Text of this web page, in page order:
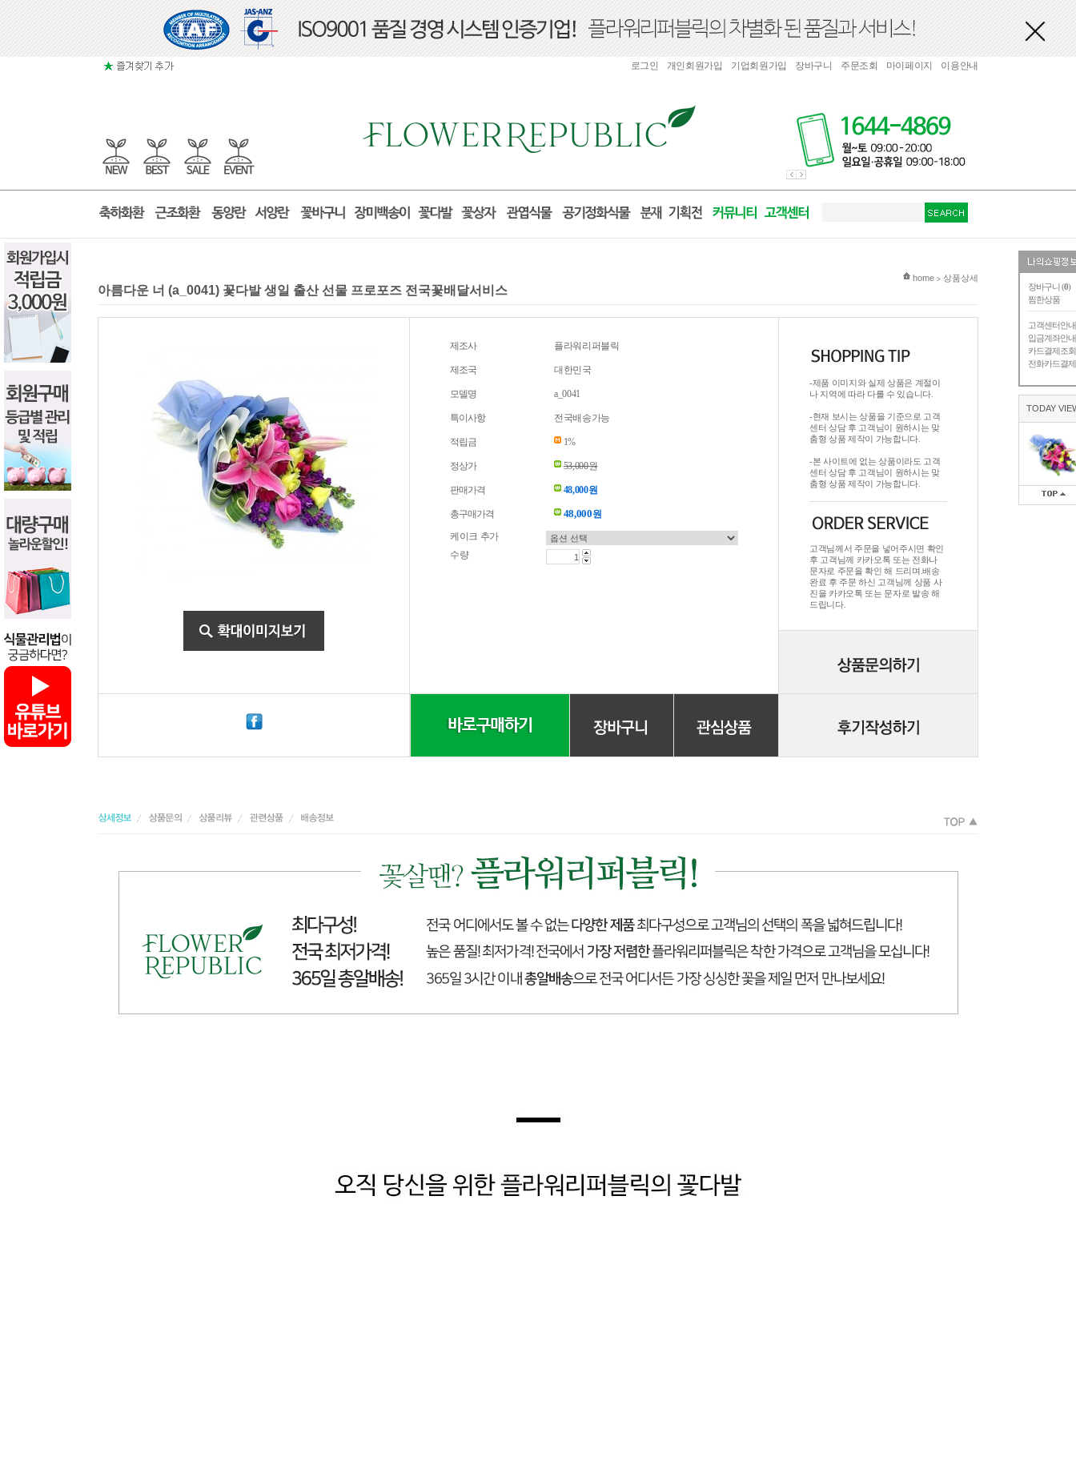
장바구니 (0)
찜한상품
고객센터안내
입금계좌안내
카드결제조회
전화카드결제
TODAY
로그인 개인회원가입 기업회원가입 장바구니 주문조회 마이페이지 이용안내
현재 위치
home > 상품상세
아름다운 너 (a_0041) 꽃다발 생일 출산 선물 프로포즈 전국꽃배달서비스
제조사 플라워리퍼블릭
제조국 대한민국
모델명 a_0041
특이사항 전국배송가능
적립금 1%
정상가 53,000원
판매가격 48,000원
총구매가격 48,000원
케이크 추가
수량
-제품 이미지와 실제 상품은 계절이
나 지역에 따라 다를 수 있습니다.
-현재 보시는 상품을 기준으로 고객
센터 상담 후 고객님이 원하시는 맞
춤형 상품 제작이 가능합니다.
-본 사이트에 없는 상품이라도 고객
센터 상담 후 고객님이 원하시는 맞
춤형 상품 제작이 가능합니다.
고객님께서 주문을 넣어주시면 확인
후 고객님께 카카오톡 또는 전화나
문자로 주문을 확인 해 드리며.배송
완료 후 주문 하신 고객님께 상품 사
진을 카카오톡 또는 문자로 발송 해
드립니다.